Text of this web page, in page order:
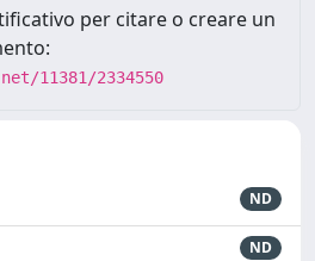
per citare o creare un
11381/2334550
ND
ND